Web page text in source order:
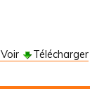
Voir Télécharger